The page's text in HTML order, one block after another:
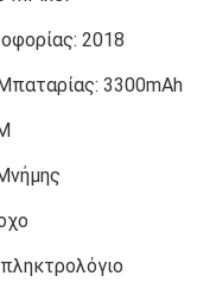
2018
3300mAh